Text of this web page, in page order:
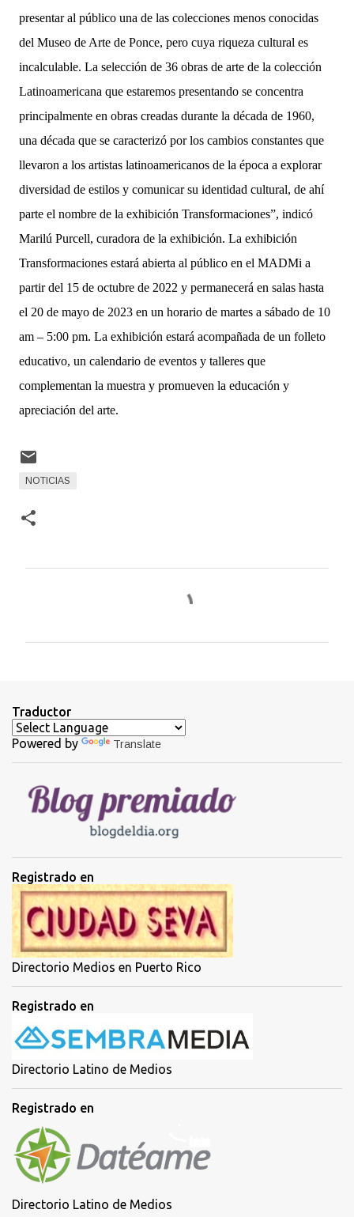
presentar al público una de las colecciones menos conocidas
del Museo de Arte de Ponce, pero cuya riqueza cultural es
incalculable. La selección de 36 obras de arte de la colección
Latinoamericana que estaremos presentando se concentra
principalmente en obras creadas durante la década de 1960,
una década que se caracterizó por los cambios constantes que
llevaron a los artistas latinoamericanos de la época a explorar
diversidad de estilos y comunicar su identidad cultural, de ahí
parte el nombre de la exhibición Transformaciones”, indicó
Marilú Purcell, curadora de la exhibición. La exhibición
Transformaciones estará abierta al público en el MADMi a
partir del 15 de octubre de 2022 y permanecerá en salas hasta
el 20 de mayo de 2023 en un horario de martes a sábado de 10
am – 5:00 pm. La exhibición estará acompañada de un folleto
educativo, un calendario de eventos y talleres que
complementan la muestra y promueven la educación y
apreciación del arte.
NOTICIAS
a
r
o
s
Traductor
Powered by Translate
Registrado en
Directorio Medios en Puerto Rico
Registrado en
Directorio Latino de Medios
Registrado en
Directorio Latino de Medios